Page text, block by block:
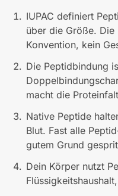
IUPAC definiert
über die Größe.
Konvention, kein
Die Peptidbindung
macht die
Native Peptide
Blut. Fast alle
gutem Grund
Dein Körper nutzt